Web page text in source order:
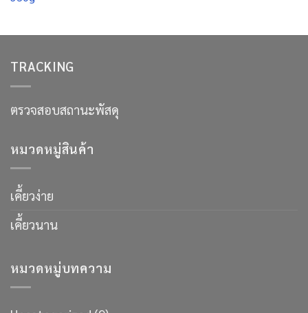
TRACKING
ตรวจสอบสถานะพัสดุ
หมวดหมู่สินค้า
เคี้ยวง่าย
เคี้ยวนาน
หมวดหมู่บทความ